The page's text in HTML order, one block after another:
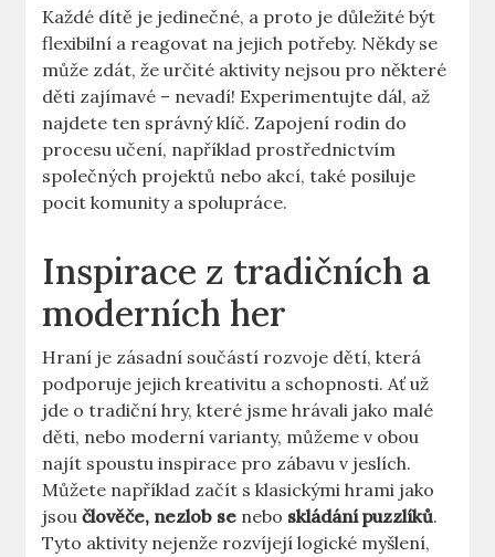
Každé dítě je jedinečné, a proto je důležité být
flexibilní a reagovat na jejich potřeby. Někdy se
může zdát, že určité aktivity nejsou pro některé
děti zajímavé – nevadí! Experimentujte dál, až
najdete ten správný klíč. Zapojení rodin do
procesu učení, například prostřednictvím
společných projektů nebo akcí, také posiluje
pocit komunity a spolupráce.
Inspirace z tradičních a
moderních her
Hraní je zásadní součástí rozvoje dětí, která
podporuje jejich kreativitu a schopnosti. Ať už
jde o tradiční hry, které jsme hrávali jako malé
děti, nebo moderní varianty, můžeme v obou
najít spoustu inspirace pro zábavu v jeslích.
Můžete například začít s klasickými hrami jako
jsoučlověče, nezlob se nebo skládání puzzlíků.
Tyto aktivity nejenže rozvíjejí logické myšlení,